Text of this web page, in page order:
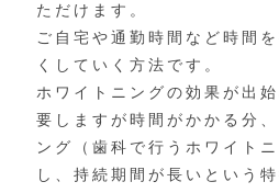
ただけます。
ご自宅や通勤時間など時間
くしていく方法です。
ホワイトニングの効果が出
要しますが時間がかかる分
ング（歯科で行うホワイト
し、持続期間が長いという